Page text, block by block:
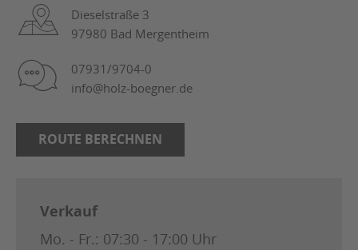
Dieselstraße 3
97980 Bad Mergentheim
07931/9704-0
info@holz-boegner.de
ROUTE BERECHNEN
Verkauf
Mo. - Fr.: 07:30 - 17:00 Uhr